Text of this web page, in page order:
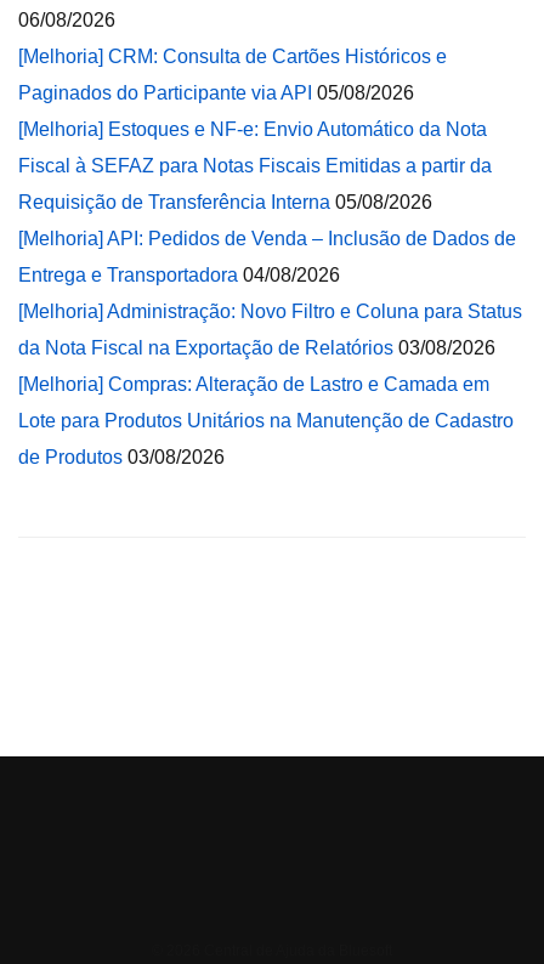
06/08/2026
[Melhoria] CRM: Consulta de Cartões Históricos e
Paginados do Participante via API 05/08/2026
[Melhoria] Estoques e NF-e: Envio Automático da Nota
Fiscal à SEFAZ para Notas Fiscais Emitidas a partir da
Requisição de Transferência Interna 05/08/2026
[Melhoria] API: Pedidos de Venda – Inclusão de Dados de
Entrega e Transportadora 04/08/2026
[Melhoria] Administração: Novo Filtro e Coluna para Status
da Nota Fiscal na Exportação de Relatórios 03/08/2026
[Melhoria] Compras: Alteração de Lastro e Camada em
Lote para Produtos Unitários na Manutenção de Cadastro
de Produtos 03/08/2026